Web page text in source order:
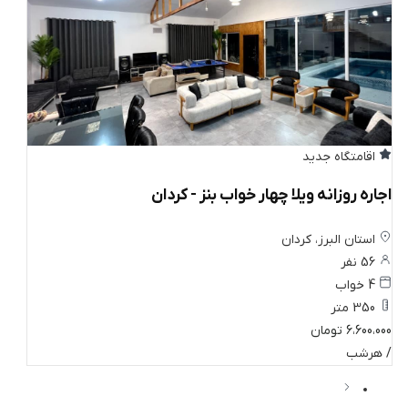
اقامتگاه جدید
اجاره روزانه ویلا چهار خواب بنز - کردان
استان البرز، کردان
6،600،000 تومان
/ هرشب